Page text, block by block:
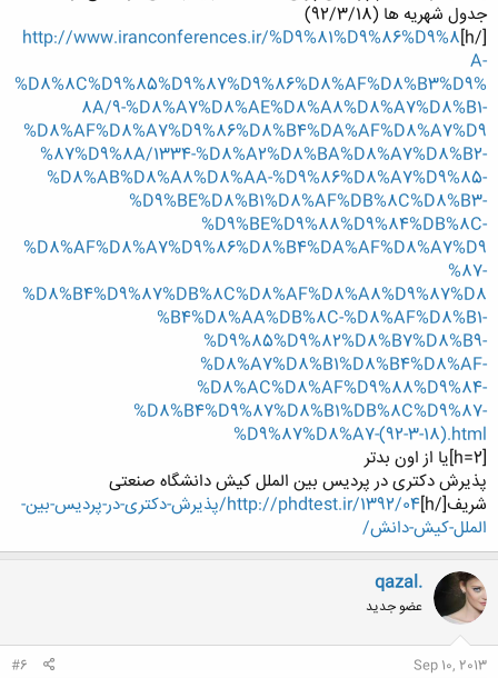
جدول شهریه ها (92/3/18)
[/h]
http://www.iranconferences.ir/%D9%81%D9%86%D9%8
A-
%D8%8C%D9%85%D9%87%D9%86%D8%AF%D8%B3%D9%
8A/9-%D8%A7%D8%AE%D8%A8%D8%A7%D8%B1-
%D8%AF%D8%A7%D9%86%D8%B4%DA%AF%D8%A7%D9
%87%D9%8A/1334-%D8%A2%D8%BA%D8%A7%D8%B2-
%D8%AB%D8%A8%D8%AA-%D9%86%D8%A7%D9%85-
%D9%BE%D8%B1%D8%AF%DB%8C%D8%B3-
%D9%BE%D9%88%D9%84%DB%8C-
%D8%AF%D8%A7%D9%86%D8%B4%DA%AF%D8%A7%D9
%87-
%D8%B4%D9%87%DB%8C%D8%AF%D8%A8%D9%87%D8
%B4%D8%AA%DB%8C-%D8%AF%D8%B1-
%D9%85%D9%82%D8%B7%D8%B9-
%D8%A7%D8%B1%D8%B4%D8%AF-
%D8%AC%D8%AF%D9%88%D9%84-
%D8%B4%D9%87%D8%B1%DB%8C%D9%87-
%D9%87%D8%A7-(92-3-18).html
[h=2]یا از اون بدتر
پذیرش دکتری در پردیس بین الملل کیش دانشگاه صنعتی
شریف[/h]
http://phdtest.ir/1392/04/پذیرش-دکتری-در-پردیس-بین-
الملل-کیش-دانش/
qazal.
عضو جدید
Sep 10, 2013
#6